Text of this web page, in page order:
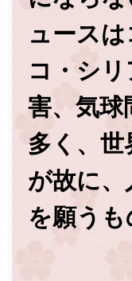
ュース
コ・シ
害、気球
多く、世
が故に、
を願う